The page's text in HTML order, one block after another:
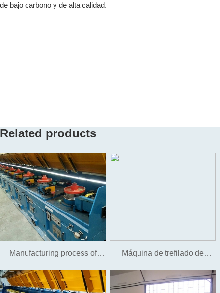
de bajo carbono y de alta calidad.
Related products
Manufacturing process of
nailing steel wire and no-
Máquina de trefilado de
alambre de troquel refrigerado